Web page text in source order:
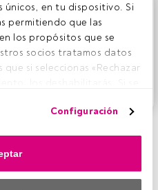
en tu dispositivo. Si
permitiendo que las
los propósitos que se
socios tratamos datos
si seleccionas «Rechazar
de ser relevantes para ti.
«Preferencias de
parte inferior de la página
Configuración
los usuarios registrados
accede desde el
te invitamos a
el universo que ofrece